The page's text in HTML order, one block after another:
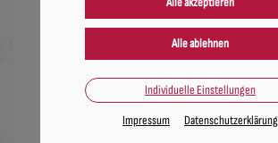
Individuelle Einstellungen
Impressum
Datenschutzerklärung